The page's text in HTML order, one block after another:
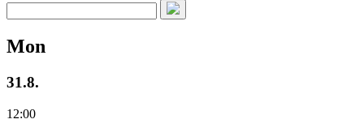
Mon
31.8.
12:00